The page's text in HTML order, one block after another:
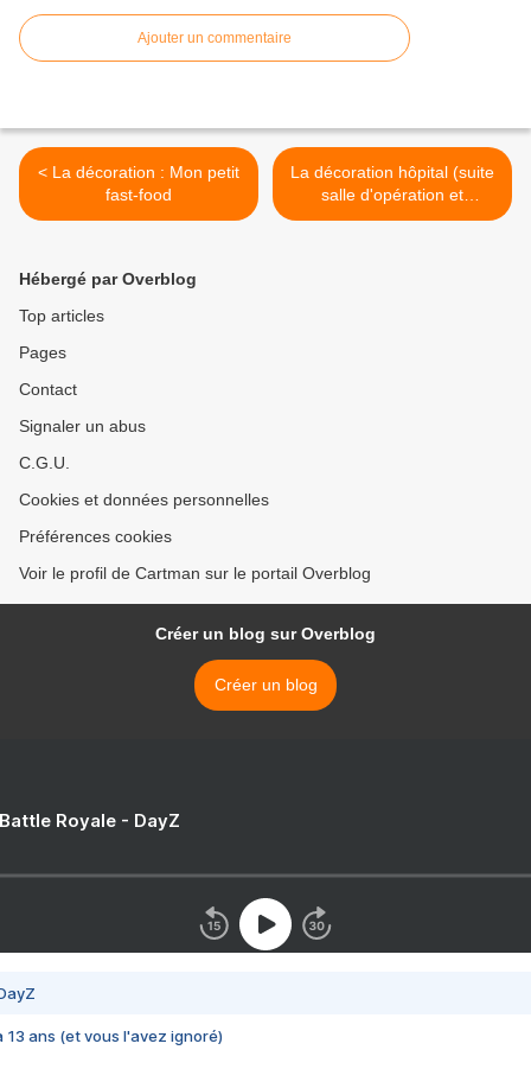
Ajouter un commentaire
< La décoration : Mon petit
fast-food
La décoration hôpital (suite
salle d'opération et
chambre) >
Hébergé par Overblog
Top articles
Pages
Contact
Signaler un abus
C.G.U.
Cookies et données personnelles
Préférences cookies
Voir le profil de Cartman sur le portail Overblog
Créer un blog sur Overblog
Créer un blog
Royale - DayZ
13 ans (et vous l'avez ignoré)